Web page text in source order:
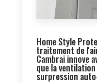
Home Style
traitement de
Cambrai innove
que la
surpression